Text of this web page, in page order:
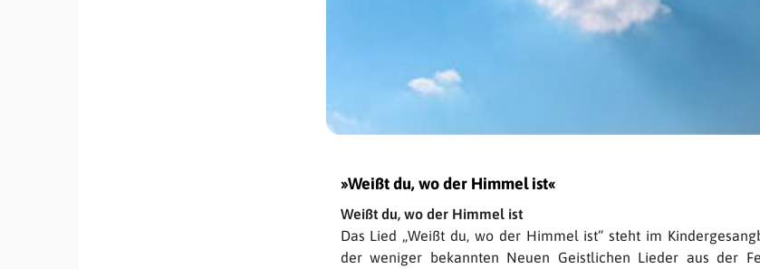
»Weißt du, wo der Himmel ist«
Weißt du, wo der Himmel ist
Das Lied „Weißt du, wo der Himmel ist“ steht im
der weniger bekannten Neuen Geistlichen Lieder aus der